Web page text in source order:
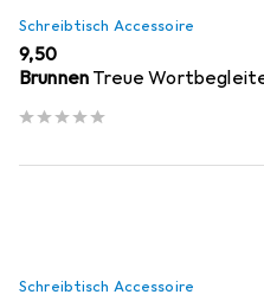
Schreibtisch Accessoire
EUR
9,50
Brunnen Treue
Schreibtisch Accessoire